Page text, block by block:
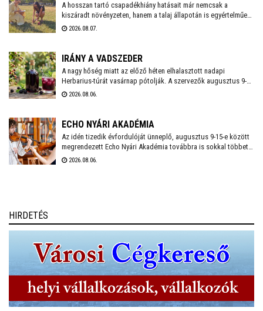
A hosszan tartó csapadékhiány hatásait már nemcsak a
kiszáradt növényzeten, hanem a talaj állapotán is egyértelműen
mérni lehet. A Városgondnokság szakemberei talajnedvesség-
jelenlegi helyzetről.
2026.08.07.
IRÁNY A VADSZEDER
A nagy hőség miatt az előző héten elhalasztott nadapi
Herbarius-túrát vasárnap pótolják. A szervezők augusztus 9-én
várnak mindenkit, aki szívesen csatlakozna a programhoz, hogy
Nadapról indul, a részvételhez ezúttal is előzetes
2026.08.06.
ECHO NYÁRI AKADÉMIA
Az idén tizedik évfordulóját ünneplő, augusztus 9-15-e között
megrendezett Echo Nyári Akadémia továbbra is sokkal többet
kínál, mint egy hagyományos zenei mesterkurzus. A családias
2026.08.06.
HIRDETÉS